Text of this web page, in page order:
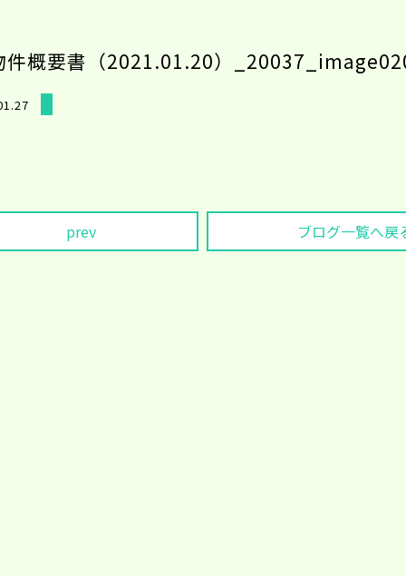
件概要書（2021.01.20）
prev ブログ一覧へ戻